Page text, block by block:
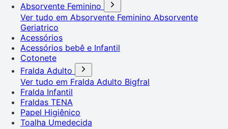
Absorvente Feminino
Ver tudo em Absorvente Feminino Absorvente
Geriatrico
Acessórios
Acessórios bebê e Infantil
Cotonete
Fralda Adulto
Ver tudo em Fralda Adulto Bigfral
Fralda Infantil
Fraldas TENA
Papel Higiênico
Toalha Umedecida